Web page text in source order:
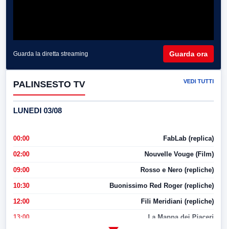
Guarda la diretta streaming Guarda ora
PALINSESTO TV VEDI TUTTI
LUNEDI 03/08
00:00 FabLab (replica)
02:00 Nouvelle Vouge (Film)
09:00 Rosso e Nero (repliche)
10:30 Buonissimo Red Roger (repliche)
12:00 Fili Meridiani (repliche)
13:00 La Mappa dei Piaceri